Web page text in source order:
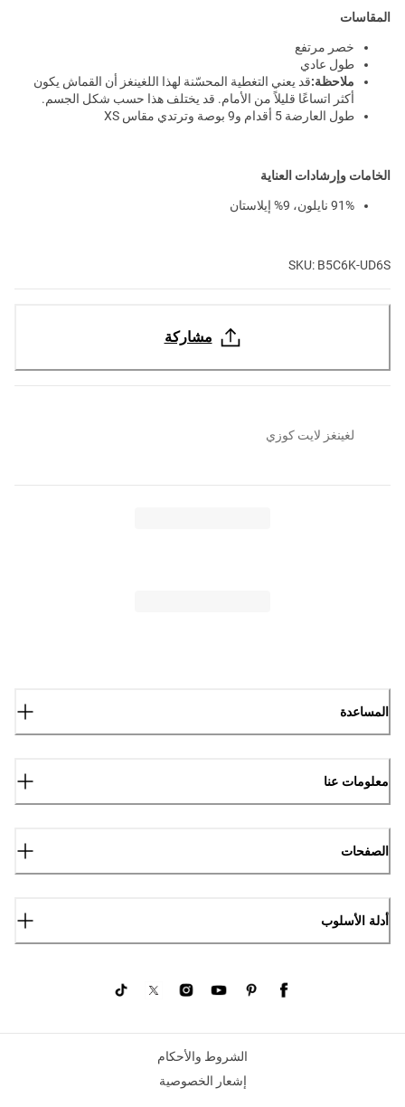
المقاسات
خصر مرتفع
طول عادي
ملاحظة:قد يعني التغطية المحسّنة لهذا اللغينغز أن القماش يكون
أكثر اتساعًا قليلاً من الأمام. قد يختلف هذا حسب شكل الجسم.
طول العارضة 5 أقدام و9 بوصة وترتدي مقاس XS
الخامات وإرشادات العناية
91% نايلون، 9% إيلاستان
SKU: B5C6K-UD6S
مشاركة
لغينغز لايت كوزي
المساعدة
معلومات عنا
الصفحات
أدلة الأسلوب
الشروط والأحكام
إشعار الخصوصية